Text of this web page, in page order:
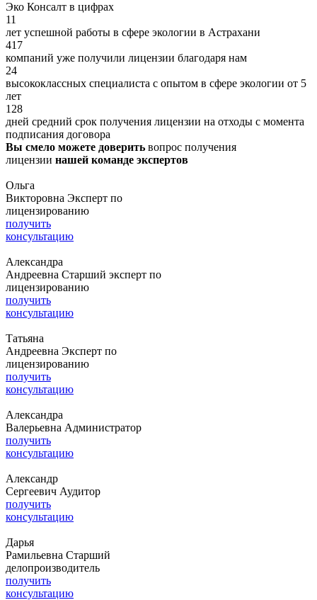
Эко Консалт в цифрах
11
лет успешной работы в сфере экологии в Астрахани
417
компаний уже получили лицензии благодаря нам
24
высококлассных специалиста с опытом в сфере экологии от 5
лет
128
дней средний срок получения лицензии на отходы с момента
подписания договора
Вы смело можете доверить вопрос получения
лицензии нашей команде экспертов
Ольга
Викторовна Эксперт по
лицензированию
получить
консультацию
Александра
Андреевна Старший эксперт по
лицензированию
получить
консультацию
Татьяна
Андреевна Эксперт по
лицензированию
получить
консультацию
Александра
Валерьевна Администратор
получить
консультацию
Александр
Сергеевич Аудитор
получить
консультацию
Дарья
Рамильевна Старший
делопроизводитель
получить
консультацию